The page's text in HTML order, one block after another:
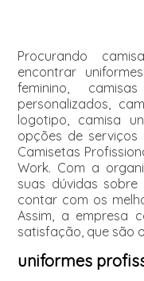
Procurando
encontrar
feminino,
personalizados,
logotipo, camisa
opções de
Camisetas
Work. Com a
suas dúvidas
contar com os
Assim, a empresa
satisfação, que são
uniformes